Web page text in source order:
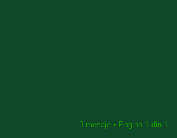
3 mesaje • Pagina 1din 1